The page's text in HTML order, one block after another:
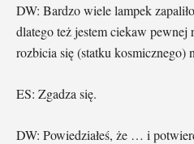
DW: Bardzo wiele lampek
dlatego też jestem ciekaw pewnej
rozbicia się (statku kosmicznego)
ES: Zgadza się.
DW: Powiedziałeś, że … i